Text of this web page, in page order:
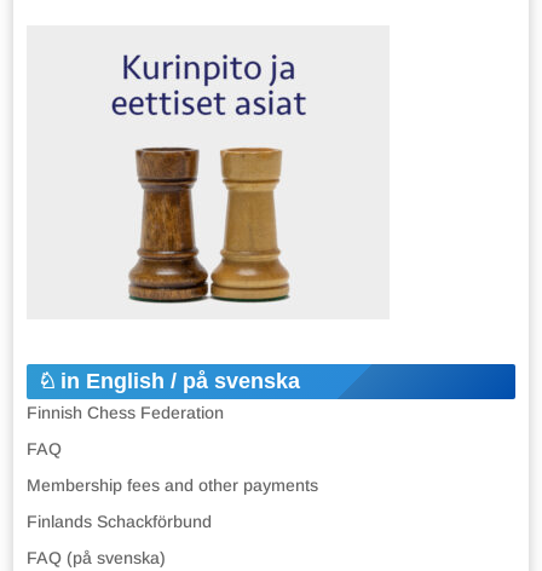
in English / på svenska
Finnish Chess Federation
FAQ
Membership fees and other payments
Finlands Schackförbund
FAQ (på svenska)